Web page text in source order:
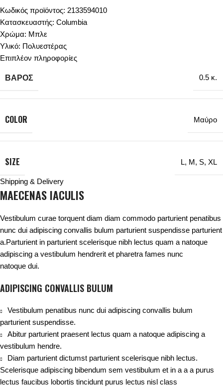
Κωδικός προϊόντος: 2133594010
Κατασκευαστής: Columbia
Χρώμα: Μπλε
Υλικό: Πολυεστέρας
Επιπλέον πληροφορίες
ΒΆΡΟΣ 0.5 κ.
COLOR Μαύρο
SIZE L, M, S, XL
Shipping & Delivery
MAECENAS IACULIS
Vestibulum curae torquent diam diam commodo parturient penatibus
nunc dui adipiscing convallis bulum parturient suspendisse parturient
a.Parturient in parturient scelerisque nibh lectus quam a natoque
adipiscing a vestibulum hendrerit et pharetra fames nunc
natoque dui.
ADIPISCING CONVALLIS BULUM
Vestibulum penatibus nunc dui adipiscing convallis bulum
parturient suspendisse.
Abitur parturient praesent lectus quam a natoque adipiscing a
vestibulum hendre.
Diam parturient dictumst parturient scelerisque nibh lectus.
Scelerisque adipiscing bibendum sem vestibulum et in a a a purus
lectus faucibus lobortis tincidunt purus lectus nisl class